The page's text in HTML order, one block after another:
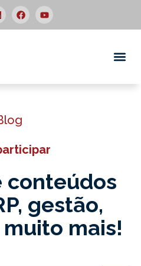
conteúdos
gestão,
mais!